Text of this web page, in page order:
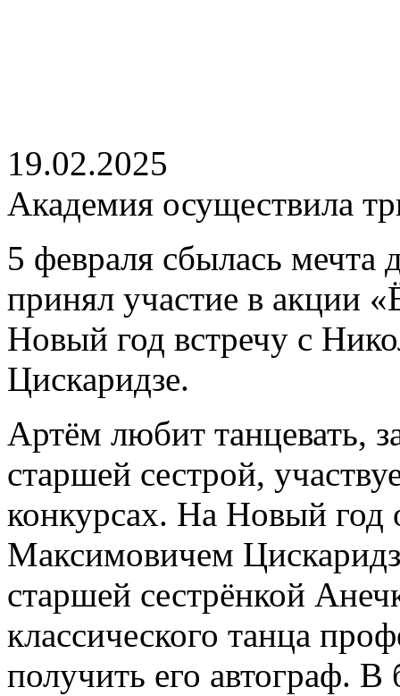
19.02.2025
Академия осуществила
5 февраля сбылась мечта
принял участие в акции
Новый год встречу с
Цискаридзе.
Артём любит танцевать,
старшей сестрой,
конкурсах. На Новый год
Максимовичем
старшей сестрёнкой
классического танца
получить его автограф. В